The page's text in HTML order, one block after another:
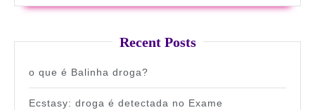
Recent Posts
o que é Balinha droga?
Ecstasy: droga é detectada no Exame